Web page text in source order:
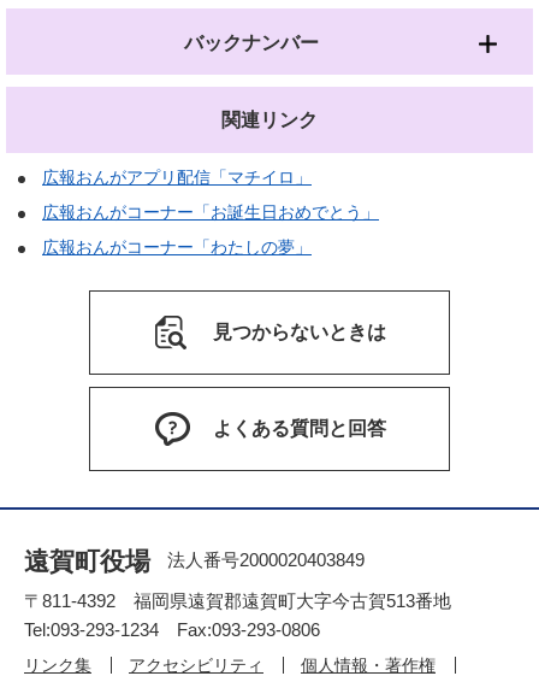
バックナンバー
関連リンク
広報おんがアプリ配信「マチイロ」
広報おんがコーナー「お誕生日おめでとう」
広報おんがコーナー「わたしの夢」
見つからないときは
よくある質問と回答
遠賀町役場
法人番号2000020403849
〒811-4392 福岡県遠賀郡遠賀町大字今古賀513番地
Tel:093-293-1234 Fax:093-293-0806
リンク集 アクセシビリティ 個人情報・著作権